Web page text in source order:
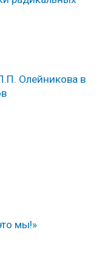
Олейникова в
мы!»